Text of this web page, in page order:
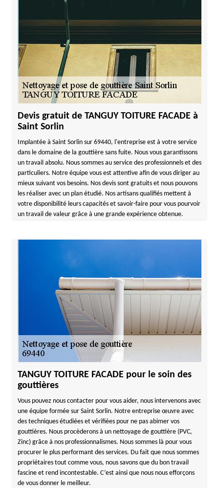
Devis gratuit de TANGUY TOITURE FACADE à
Saint Sorlin
Implantée à Saint Sorlin sur 69440, l'entreprise est à votre service
dans le domaine de la gouttière sans fuite. Nous vous garantissons
un travail absolu. Nous sommes au service des professionnels et des
particuliers. Notre équipe vous est attentive afin de vous diriger au
mieux suivant vos besoins. Nos devis sont gratuits et nous pouvons
les réaliser avec un plan étudié. Nos artisans qualifiés mettent à
votre disponibilité leurs capacités et savoir-faire pour vous pourvoir
un travail de valeur grâce à une grande expérience obtenue.
TANGUY TOITURE FACADE pour le soin des
gouttières
Vous pouvez nous contacter pour vous aider, nous intervenons avec
une équipe formée sur Saint Sorlin. Notre entreprise œuvre avec
des techniques étudiées et vérifiées pour ne pas abimer vos
gouttières. Nous procèderons à un nettoyage de gouttière (PVC,
Zinc) grâce à nos professionnalismes. Nous sommes là pour vous
procurer le plus performant des services. Du fait que nous sommes
propriétaires tout comme vous, nous savons que du bon travail
fascine et rend incontestable. C’est ainsi que nous nous efforçons
de vous donner le meilleur.